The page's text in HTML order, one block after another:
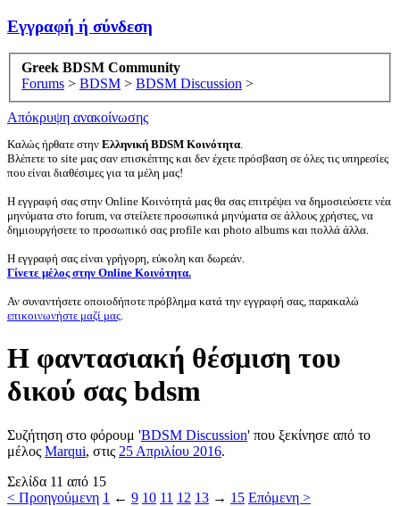
Εγγραφή ή σύνδεση
Greek BDSM Community
Forums > BDSM > BDSM Discussion >
Απόκρυψη ανακοίνωσης
Καλώς ήρθατε στην Ελληνική BDSM Κοινότητα.
Βλέπετε το site μας σαν επισκέπτης και δεν έχετε πρόσβαση σε όλες τις υπηρεσίες
που είναι διαθέσιμες για τα μέλη μας!
Η εγγραφή σας στην Online Κοινότητά μας θα σας επιτρέψει να δημοσιεύσετε νέα
μηνύματα στο forum, να στείλετε προσωπικά μηνύματα σε άλλους χρήστες, να
δημιουργήσετε το προσωπικό σας profile και photo albums και πολλά άλλα.
Η εγγραφή σας είναι γρήγορη, εύκολη και δωρεάν.
Γίνετε μέλος στην Online Κοινότητα.
Αν συναντήσετε οποιοδήποτε πρόβλημα κατά την εγγραφή σας, παρακαλώ
επικοινωνήστε μαζί μας.
Η φαντασιακή θέσμιση του
δικού σας bdsm
Συζήτηση στο φόρουμ 'BDSM Discussion' που ξεκίνησε από το
μέλος Marqui, στις 25 Απριλίου 2016.
Σελίδα 11 από 15
< Προηγούμενη 1 ← 9 10 11 12 13 → 15 Επόμενη >